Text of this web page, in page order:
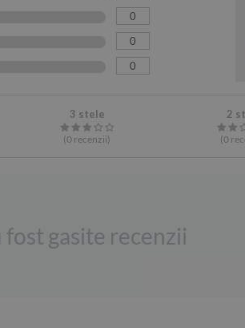
0
0
0
3 stele
(0 recenzii)
2
(0
fost gasite recenzii